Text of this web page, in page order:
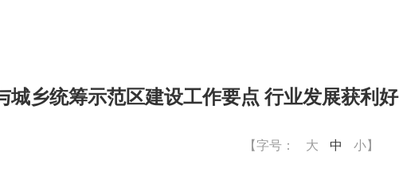
城乡统筹示范区建设工作要点 行业发展获利好
【字号： 大 中 小】